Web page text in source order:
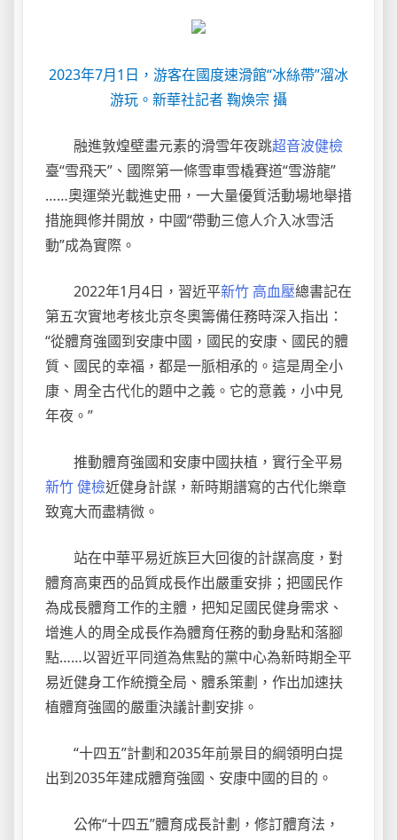
2023年7月1日，游客在國度速滑館“冰絲帶”溜冰
游玩。新華社記者 鞠煥宗 攝
融進敦煌壁畫元素的滑雪年夜跳超音波健檢
臺“雪飛天”、國際第一條雪車雪橇賽道“雪游龍”
……奧運榮光載進史冊，一大量優質活動場地舉措
措施興修并開放，中國“帶動三億人介入冰雪活
動”成為實際。
2022年1月4日，習近平新竹 高血壓總書記在
第五次實地考核北京冬奧籌備任務時深入指出：
“從體育強國到安康中國，國民的安康、國民的體
質、國民的幸福，都是一脈相承的。這是周全小
康、周全古代化的題中之義。它的意義，小中見
年夜。”
推動體育強國和安康中國扶植，實行全平易
新竹 健檢近健身計謀，新時期譜寫的古代化樂章
致寬大而盡精微。
站在中華平易近族巨大回復的計謀高度，對
體育高東西的品質成長作出嚴重安排；把國民作
為成長體育工作的主體，把知足國民健身需求、
增進人的周全成長作為體育任務的動身點和落腳
點……以習近平同道為焦點的黨中心為新時期全平
易近健身工作統攬全局、體系策劃，作出加速扶
植體育強國的嚴重決議計劃安排。
“十四五”計劃和2035年前景目的綱領明白提
出到2035年建成體育強國、安康中國的目的。
公佈“十四五”體育成長計劃，修訂體育法，